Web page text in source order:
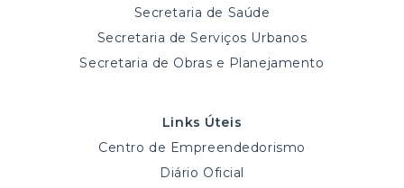
Secretaria de Saúde
Secretaria de Serviços Urbanos
Secretaria de Obras e Planejamento
Links Úteis
Centro de Empreendedorismo
Diário Oficial